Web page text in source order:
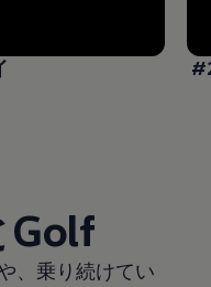
Golf
、乗り続けてい